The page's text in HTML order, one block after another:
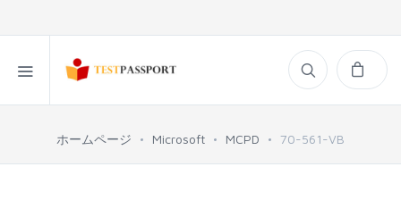
ホームページ Microsoft MCPD 70-561-VB